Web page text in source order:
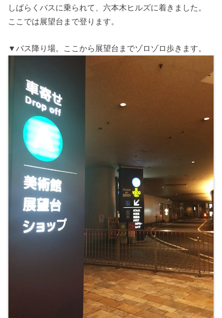
しばらくバスに乗られて、六本木ヒルズに着きました。
ここでは展望台まで登ります。
▼バス降り場。ここから展望台までゾロゾロ歩きます。